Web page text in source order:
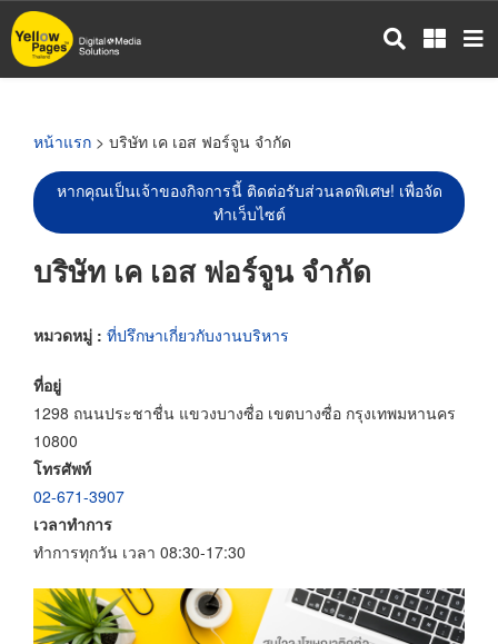
ข้าม
ไป
หน้าแรก > บริษัท เค เอส ฟอร์จูน จำกัด
หากคุณเป็นเจ้าของกิจการนี้ ติดต่อรับส่วนลดพิเศษ! เพื่อจัด
ทำเว็บไซต์
บริษัท เค เอส ฟอร์จูน จำกัด
หมวดหมู่ : ที่ปรึกษาเกี่ยวกับงานบริหาร
ที่อยู่
1298 ถนนประชาชื่น แขวงบางซื่อ เขตบางซื่อ กรุงเทพมหานคร
10800
โทรศัพท์
02-671-3907
เวลาทำการ
ทำการทุกวัน เวลา 08:30-17:30